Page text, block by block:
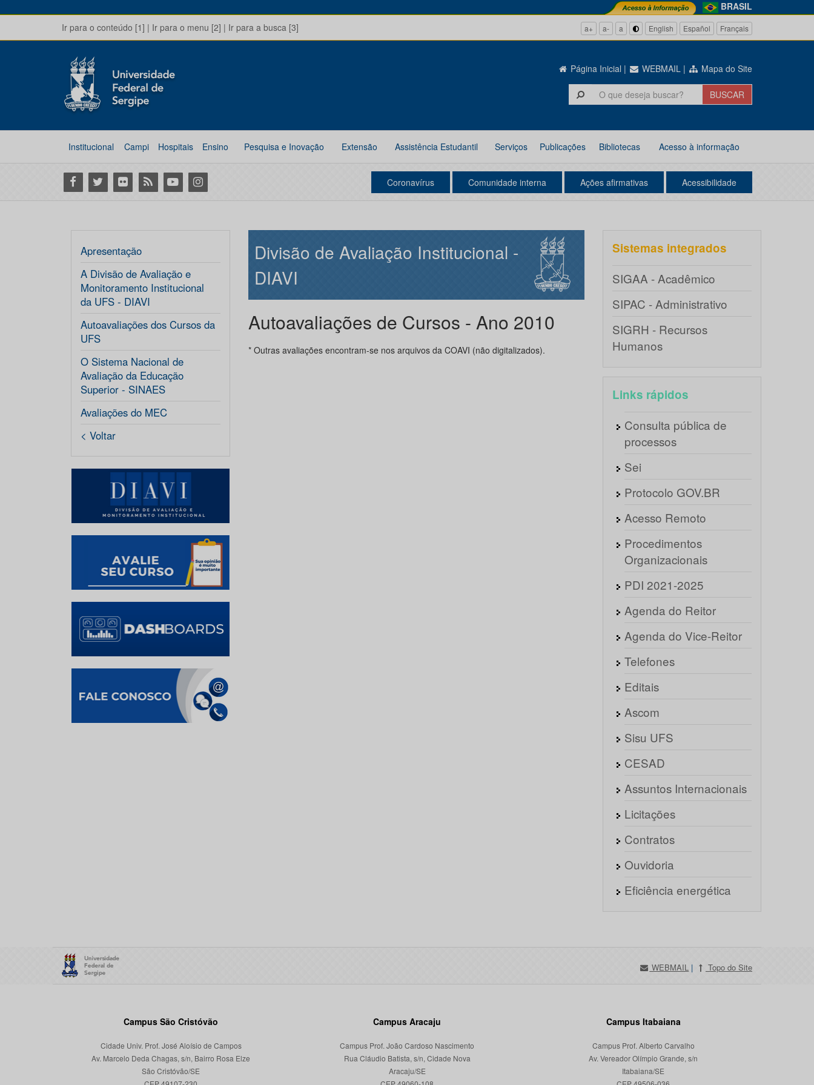
BRASIL
Ir para o conteúdo [1] | Ir para o menu [2] | Ir para a busca [3] a+ a- a English Español Français
Página Inicial | WEBMAIL | Mapa do Site
Institucional Campi Hospitais Ensino Pesquisa e Inovação Extensão Assistência Estudantil Serviços Publicações Bibliotecas Acesso à informação
Facebook
Twitter Flickr RSS YoutubeInstagram Coronavírus Comunidade interna Ações afirmativas Acessibilidade
Apresentação
A Divisão de Avaliação e
Monitoramento Institucional
da UFS - DIAVI
Autoavaliações dos Cursos da
UFS
O Sistema Nacional de
Avaliação da Educação
Superior - SINAES
Avaliações do MEC
< Voltar
Divisão de Avaliação Institucional -
DIAVI
Autoavaliações de Cursos - Ano 2010
* Outras avaliações encontram-se nos arquivos da COAVI (não digitalizados).
Sistemas integrados
SIGAA - Acadêmico
SIPAC - Administrativo
SIGRH - Recursos
Humanos
Links rápidos
Consulta pública de
processos
Sei
Protocolo GOV.BR
Acesso Remoto
Procedimentos
Organizacionais
PDI 2021-2025
Agenda do Reitor
Agenda do Vice-Reitor
Telefones
Editais
Ascom
Sisu UFS
CESAD
Assuntos Internacionais
Licitações
Contratos
Ouvidoria
Eficiência energética
WEBMAIL | Topo do Site
Campus São Cristóvão
Cidade Univ. Prof. José Aloísio de Campos
Av. Marcelo Deda Chagas, s/n, Bairro Rosa Elze
São Cristóvão/SE
Campus Aracaju
Campus Prof. João Cardoso Nascimento
Rua Cláudio Batista, s/n, Cidade Nova
Aracaju/SE
Campus Itabaiana
Campus Prof. Alberto Carvalho
Av. Vereador Olímpio Grande, s/n
Itabaiana/SE